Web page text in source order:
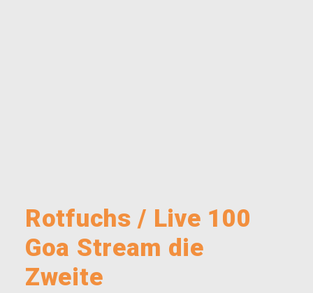
Rotfuchs / Live 100
Goa Stream die
Zweite